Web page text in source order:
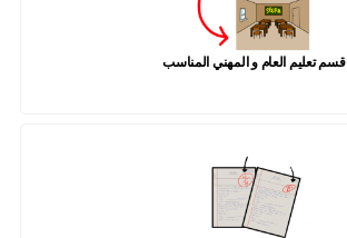
قسم تعليم العام و المهني المناسب